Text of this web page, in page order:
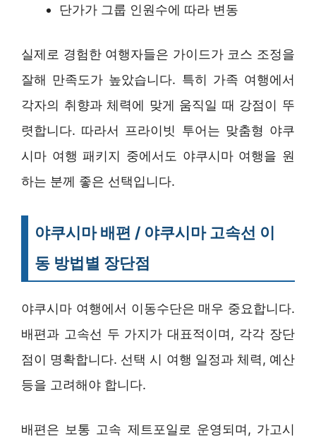
단가가 그룹 인원수에 따라 변동
실제로 경험한 여행자들은 가이드가 코스 조정을
잘해 만족도가 높았습니다. 특히 가족 여행에서
각자의 취향과 체력에 맞게 움직일 때 강점이 뚜
렷합니다. 따라서 프라이빗 투어는 맞춤형 야쿠
시마 여행 패키지 중에서도 야쿠시마 여행을 원
하는 분께 좋은 선택입니다.
야쿠시마 배편 / 야쿠시마 고속선 이
동 방법별 장단점
야쿠시마 여행에서 이동수단은 매우 중요합니다.
배편과 고속선 두 가지가 대표적이며, 각각 장단
점이 명확합니다. 선택 시 여행 일정과 체력, 예산
등을 고려해야 합니다.
배편은 보통 고속 제트포일로 운영되며, 가고시